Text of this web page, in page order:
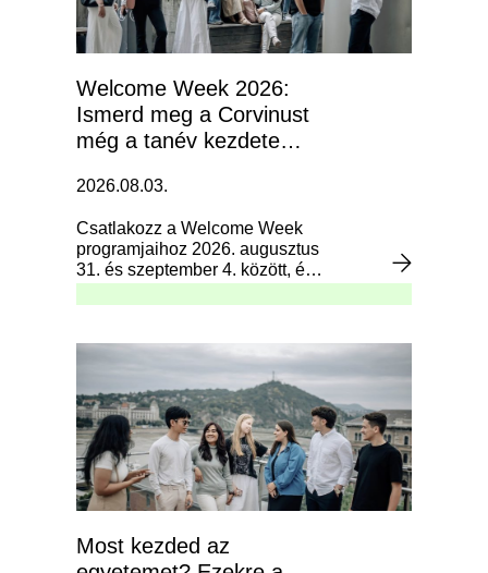
Welcome Week 2026:
Ismerd meg a Corvinust
még a tanév kezdete
2026.08.03.
Csatlakozz a Welcome Week
programjaihoz 2026. augusztus
31. és szeptember 4. között, és
egyetemi éveidet.
Most kezded az